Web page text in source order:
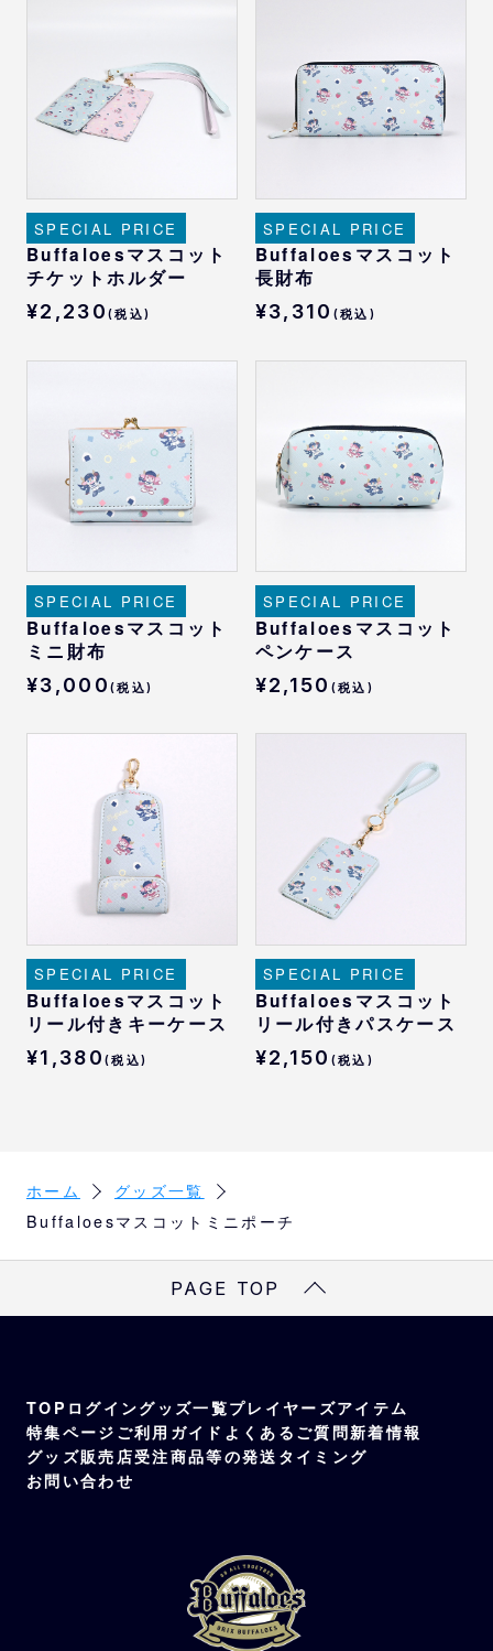
SPECIAL PRICE
Buffaloesマスコット
チケットホルダー
¥2,230 (税込)
SPECIAL PRICE
Buffaloesマスコット
長財布
¥3,310 (税込)
SPECIAL PRICE
Buffaloesマスコット
ミニ財布
¥3,000 (税込)
SPECIAL PRICE
Buffaloesマスコット
ペンケース
¥2,150 (税込)
SPECIAL PRICE
Buffaloesマスコット
リール付きキーケース
¥1,380 (税込)
SPECIAL PRICE
Buffaloesマスコット
リール付きパスケース
¥2,150 (税込)
ホーム
グッズ一覧
Buffaloesマスコットミニポーチ
PAGE TOP
TOP ログイングッズ一覧プレイヤーズアイテム
特集ページ ご利用ガイド よくあるご質問新着情報
グッズ販売店受注商品等の発送タイミング
お問い合わせ